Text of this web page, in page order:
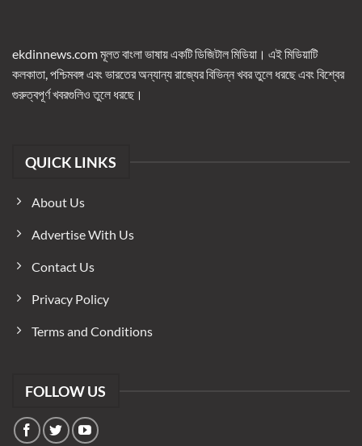
ekdinnews.com মূলত বাংলা ভাষায় একটি ডিজিটাল মিডিয়া। এই মিডিয়াটি
কলকাতা, পশ্চিমবঙ্গ এবং ভারতের অন্যান্য রাজ্যের বিভিন্ন খবর তুলে ধরছে এবং বিশ্বের
গুরুত্বপূর্ণ খবরগুলিও তুলে ধরছে।
QUICK LINKS
About Us
Advertise With Us
Contact Us
Privacy Policy
Terms and Conditions
FOLLOW US